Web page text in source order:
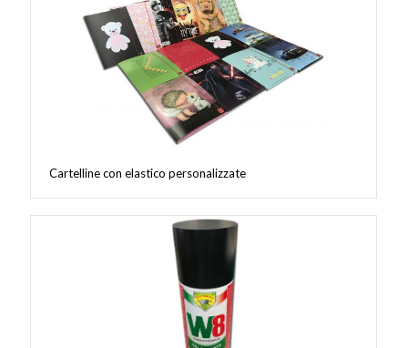
Cartelline con elastico personalizzate